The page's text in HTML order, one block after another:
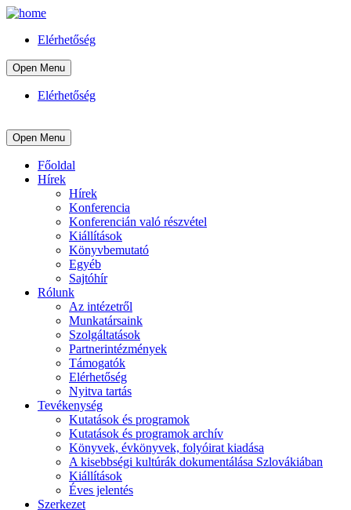
Elérhetőség
Open Menu
Elérhetőség
Open Menu
Főoldal
Hírek
Hírek
Konferencia
Konferencián való részvétel
Kiállítások
Könyvbemutató
Egyéb
Sajtóhír
Rólunk
Az intézetről
Munkatársaink
Szolgáltatások
Partnerintézmények
Támogatók
Elérhetőség
Nyitva tartás
Tevékenység
Kutatások és programok
Kutatások és programok archív
Könyvek, évkönyvek, folyóirat kiadása
A kisebbségi kultúrák dokumentálása Szlovákiában
Kiállítások
Éves jelentés
Szerkezet